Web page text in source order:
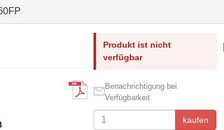
Produkt ist nicht
verfügbar
Benachrichtigung bei
Verfügbarkeit
kaufen